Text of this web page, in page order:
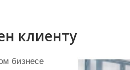
клиенту
бизнесе